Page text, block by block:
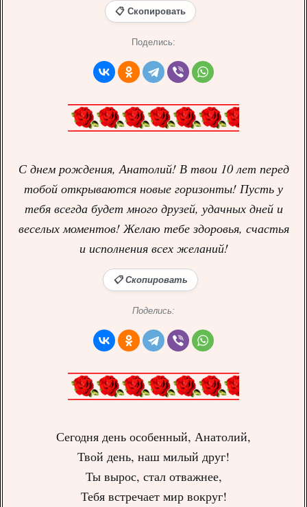
📋 Скопировать
Поделись:
С днем рождения, Анатолий! В твои 10 лет перед
тобой открываются новые горизонты! Пусть у
тебя всегда будет много друзей, удачных дней и
веселых моментов! Желаю тебе здоровья, счастья
и исполнения всех желаний!
📋 Скопировать
Поделись:
Сегодня день особенный, Анатолий,
Твой день, наш милый друг!
Ты вырос, стал отважнее,
Тебя встречает мир вокруг!